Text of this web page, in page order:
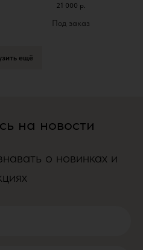
21 000 р.
ещё
на новости
о новинках и